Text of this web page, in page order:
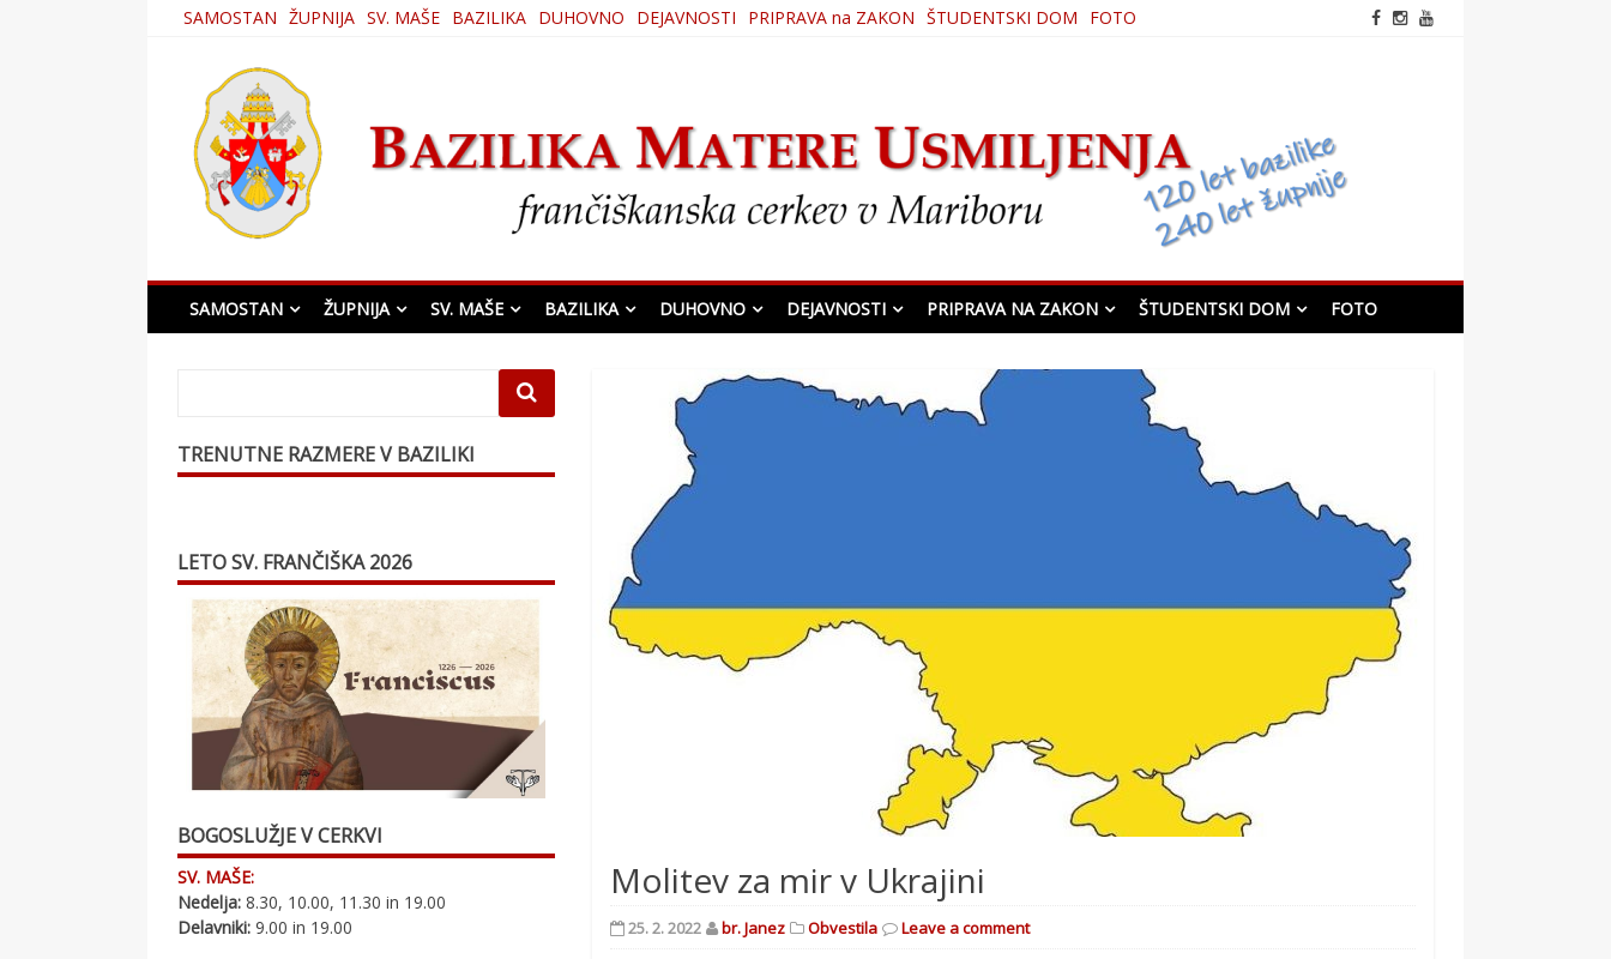
SAMOSTAN ŽUPNIJA SV. MAŠE BAZILIKA DUHOVNO DEJAVNOSTI PRIPRAVA na ZAKON ŠTUDENTSKI DOM FOTO
Bazilika Matere Usmiljenja
SAMOSTAN ŽUPNIJA SV. MAŠE BAZILIKA DUHOVNO DEJAVNOSTI PRIPRAVA NA ZAKON ŠTUDENTSKI DOM FOTO
Molitev za mir v Ukrajini
25. 2. 2022 br. Janez Obvestila Leave a comment
TRENUTNE RAZMERE V BAZILIKI
LETO SV. FRANČIŠKA 2026
BOGOSLUŽJE V CERKVI
SV. MAŠE:
Nedelja: 8.30, 10.00, 11.30 in 19.00
Delavniki: 9.00 in 19.00